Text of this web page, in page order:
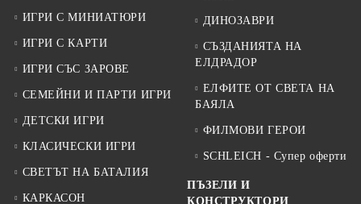
ИГРИ С МИНИАТЮРИ
ИГРИ С КАРТИ
ИГРИ СЪС ЗАРОВЕ
СЕМЕЙНИ И ПАРТИ ИГРИ
ДЕТСКИ ИГРИ
КЛАСИЧЕСКИ ИГРИ
СВЕТЪТ НА БАТАЛИЯ
КАРКАСОН
ДИНОЗАВРИ
СЪЗДАНИЯТА НА
ЕЛДРАДОР
ЕЛФИТЕ ОТ СВЕТА НА
БАЯЛА
ФИЛМОВИ ГЕРОИ
SCHLEICH - Супер оферти
ПЪЗЕЛИ И
КОНСТРУКТОРИ